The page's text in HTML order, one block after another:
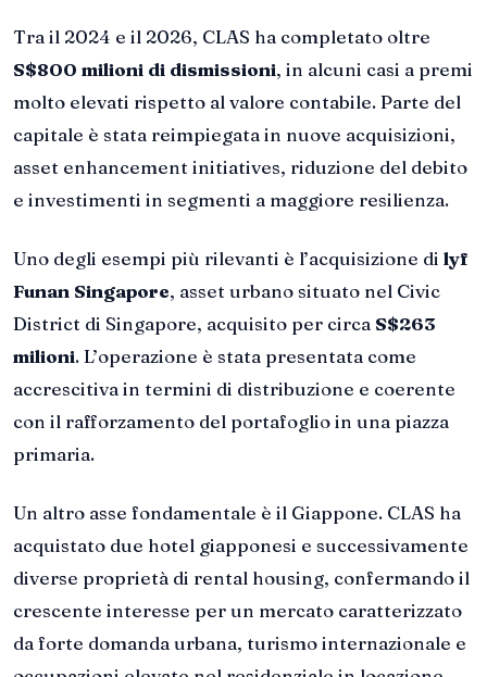
Tra il 2024 e il 2026, CLAS ha completato oltre
S$800 milioni di dismissioni, in alcuni casi a premi
molto elevati rispetto al valore contabile. Parte del
capitale è stata reimpiegata in nuove acquisizioni,
asset enhancement initiatives, riduzione del debito
e investimenti in segmenti a maggiore resilienza.
Uno degli esempi più rilevanti è l’acquisizione di lyf
Funan Singapore, asset urbano situato nel Civic
District di Singapore, acquisito per circa S$263
milioni. L’operazione è stata presentata come
accrescitiva in termini di distribuzione e coerente
con il rafforzamento del portafoglio in una piazza
primaria.
Un altro asse fondamentale è il Giappone. CLAS ha
acquistato due hotel giapponesi e successivamente
diverse proprietà di rental housing, confermando il
crescente interesse per un mercato caratterizzato
da forte domanda urbana, turismo internazionale e